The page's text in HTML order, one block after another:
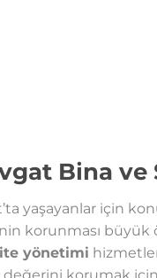
Bina
yaşayanlar için
korunması büyük
yönetimi